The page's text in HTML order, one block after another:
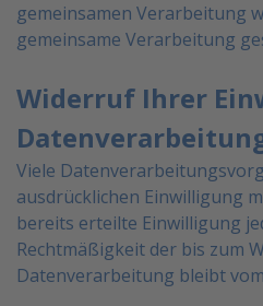
gemeinsamen Verarbeitung
gemeinsame Verarbeitung
Widerruf Ihrer
Viele
ausdrücklichen Einwilligung
bereits erteilte Einwilligung
Rechtmäßigkeit der bis zum
Datenverarbeitung bleibt